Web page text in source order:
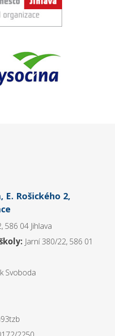
E. Rošického 2,
586 04 Jihlava
Jarní 380/22, 586 01
Svoboda